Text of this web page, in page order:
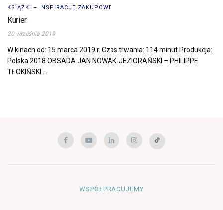
KSIĄŻKI – INSPIRACJE ZAKUPOWE
Kurier
20 września 2019
W kinach od: 15 marca 2019 r. Czas trwania: 114 minut Produkcja:
Polska 2018 OBSADA JAN NOWAK-JEZIORAŃSKI – PHILIPPE
TŁOKIŃSKI ...
WSPÓŁPRACUJEMY